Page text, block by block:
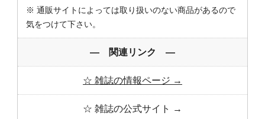
※ 通販サイトによっては取り扱いのない商品があるので
気をつけて下さい。
― 関連リンク ―
☆ 雑誌の情報ページ →
☆ 雑誌の公式サイト →